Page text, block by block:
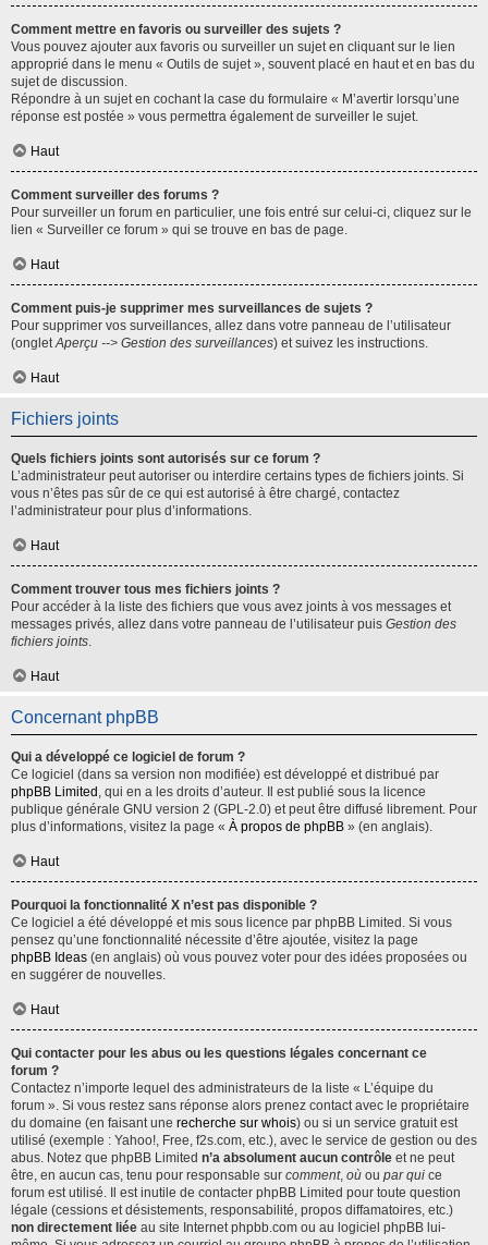
Comment mettre en favoris ou surveiller des sujets ?
Vous pouvez ajouter aux favoris ou surveiller un sujet en cliquant sur le lien
approprié dans le menu « Outils de sujet », souvent placé en haut et en bas du
sujet de discussion.
Répondre à un sujet en cochant la case du formulaire « M’avertir lorsqu’une
réponse est postée » vous permettra également de surveiller le sujet.
Haut
Comment surveiller des forums ?
Pour surveiller un forum en particulier, une fois entré sur celui-ci, cliquez sur le
lien « Surveiller ce forum » qui se trouve en bas de page.
Haut
Comment puis-je supprimer mes surveillances de sujets ?
Pour supprimer vos surveillances, allez dans votre panneau de l’utilisateur
(ongletAperçu --> Gestion des surveillances) et suivez les instructions.
Haut
Fichiers joints
Quels fichiers joints sont autorisés sur ce forum ?
L’administrateur peut autoriser ou interdire certains types de fichiers joints. Si
vous n’êtes pas sûr de ce qui est autorisé à être chargé, contactez
l’administrateur pour plus d’informations.
Haut
Comment trouver tous mes fichiers joints ?
Pour accéder à la liste des fichiers que vous avez joints à vos messages et
messages privés, allez dans votre panneau de l’utilisateur puis Gestion des
fichiers joints.
Haut
Concernant phpBB
Qui a développé ce logiciel de forum ?
Ce logiciel (dans sa version non modifiée) est développé et distribué par
phpBB Limited , qui en a les droits d’auteur. Il est publié sous la licence
publique générale GNU version 2 (GPL-2.0) et peut être diffusé librement. Pour
plus d’informations, visitez la page « À propos de phpBB » (en anglais).
Haut
Pourquoi la fonctionnalité X n’est pas disponible ?
Ce logiciel a été développé et mis sous licence par phpBB Limited. Si vous
pensez qu’une fonctionnalité nécessite d’être ajoutée, visitez la page
phpBB Ideas (en anglais) où vous pouvez voter pour des idées proposées ou
en suggérer de nouvelles.
Haut
Qui contacter pour les abus ou les questions légales concernant ce
forum ?
Contactez n’importe lequel des administrateurs de la liste « L’équipe du
forum ». Si vous restez sans réponse alors prenez contact avec le propriétaire
du domaine (en faisant une recherche sur whois) ou si un service gratuit est
utilisé (exemple : Yahoo!, Free, f2s.com, etc.), avec le service de gestion ou des
abus. Notez que phpBB Limited n’a absolument aucun contrôle et ne peut
être, en aucun cas, tenu pour responsable sur comment, où ou par qui ce
forum est utilisé. Il est inutile de contacter phpBB Limited pour toute question
légale (cessions et désistements, responsabilité, propos diffamatoires, etc.)
non directement liée au site Internet phpbb.com ou au logiciel phpBB lui-